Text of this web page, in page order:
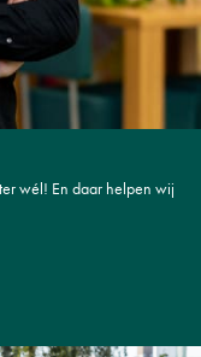
wél! En daar helpen wij